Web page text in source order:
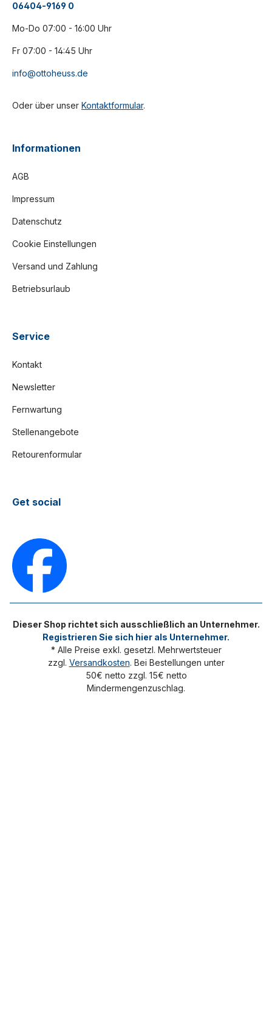
06404-9169 0
Mo-Do 07:00 - 16:00 Uhr
Fr 07:00 - 14:45 Uhr
info@ottoheuss.de
Oder über unser Kontaktformular.
Informationen
AGB
Impressum
Datenschutz
Cookie Einstellungen
Versand und Zahlung
Betriebsurlaub
Service
Kontakt
Newsletter
Fernwartung
Stellenangebote
Retourenformular
Get social
Dieser Shop richtet sich ausschließlich an Unternehmer.
Registrieren Sie sich hier als Unternehmer.
* Alle Preise exkl. gesetzl. Mehrwertsteuer
zzgl. Versandkosten. Bei Bestellungen unter
50€ netto zzgl. 15€ netto
Mindermengenzuschlag.